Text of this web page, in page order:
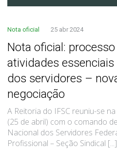
Nota oficial 25 abr 2024
Nota oficial:
atividades
dos servidores –
negociação
A Reitoria do IFSC reuniu-se
(25 de abril) com o comando
Nacional dos Servidores
Profissional – Seção Sindical [...]